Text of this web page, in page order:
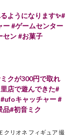
ようになります✨️#
#ゲームセンター
セン #お菓子
クが300円で取れ
店で遊んできた#
キャッチャー #
品#初音ミク
クリオネ フィギュア 撮